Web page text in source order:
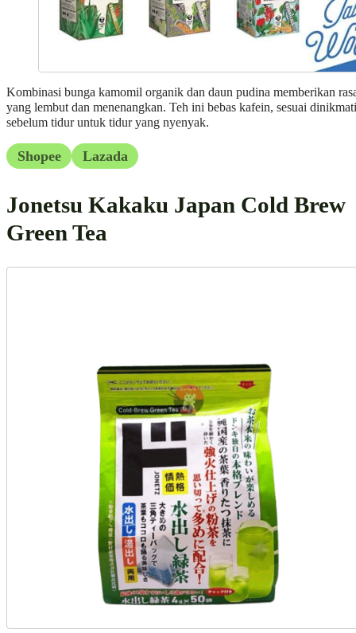
Kombinasi bunga kamomil organik dan daun pudina memberikan
yang lembut dan menenangkan. Teh ini bebas kafein, sesuai dinikmati
sebelum tidur untuk tidur yang nyenyak.
Shopee Lazada
Jonetsu Kakaku Japan Cold Brew
Green Tea